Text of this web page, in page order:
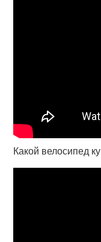
Какой велосипед